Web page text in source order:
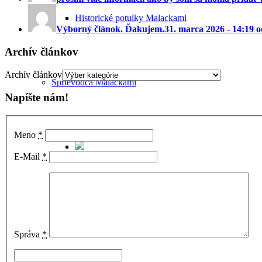
Historické potulky Malackami
Sprievodca Malackami
Výborný článok. Ďakujem.31. marca 2026 - 14:19
Archív článkov
Archív článkov
Napíšte nám!
Meno *
E-Mail *
Správa *